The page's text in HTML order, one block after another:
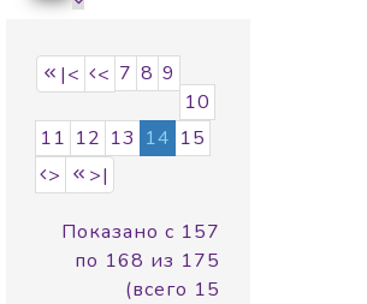
|< < 7 8 9
10
11 12 13 14 15
>
>|
Показано с 157
по 168 из 175
(всего 15